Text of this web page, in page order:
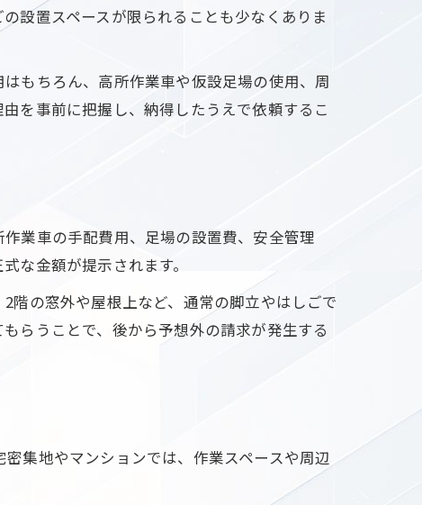
設置スペースが限られることも少なくありま
もちろん、高所作業車や仮設足場の使用、周
を事前に把握し、納得したうえで依頼するこ
業車の手配費用、足場の設置費、安全管理
な金額が提示されます。
階の窓外や屋根上など、通常の脚立やはしごで
らうことで、後から予想外の請求が発生する
集地やマンションでは、作業スペースや周辺